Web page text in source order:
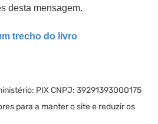
desta mensagem.
trecho do livro
PIX CNPJ: 39291393000175
para a manter o site e reduzir os